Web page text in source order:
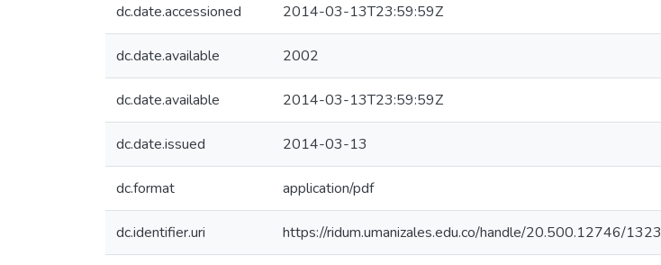
dc.date.accessioned 2014-03-13T23:59:59Z
dc.date.available 2002
dc.date.available 2014-03-13T23:59:59Z
dc.date.issued 2014-03-13
dc.format application/pdf
dc.identifier.uri https://ridum.umanizales.edu.co/handle/20.500.12746/1323